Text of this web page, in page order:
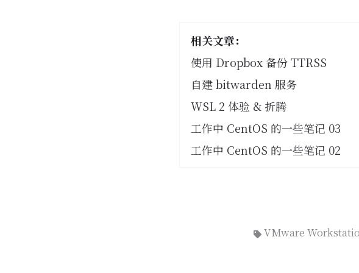
相关文章：
使用 Dropbox 备份 TTRSS
自建 bitwarden 服务
WSL 2 体验 & 折腾
工作中 CentOS 的一些笔记 03
工作中 CentOS 的一些笔记 02
VMware